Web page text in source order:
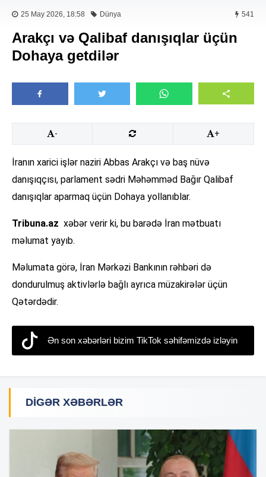
25 May 2026, 18:58 Dünya 541
Arakçı və Qalibaf danışıqlar üçün
Dohaya getdilər
- +
İranın xarici işlər naziri Abbas Arakçı və baş nüvə
danışıqçısı, parlament sədri Məhəmməd Bağır Qalibaf
danışıqlar aparmaq üçün Dohaya yollanıblar.
Tribuna.az xəbər verir ki, bu barədə İran mətbuatı
məlumat yayıb.
Məlumata görə, İran Mərkəzi Bankının rəhbəri də
dondurulmuş aktivlərlə bağlı ayrıca müzakirələr üçün
Qətərdədir.
Ən son xəbərləri bizim TikTok səhifəmizdə izləyin
DIGƏR XƏBƏRLƏR